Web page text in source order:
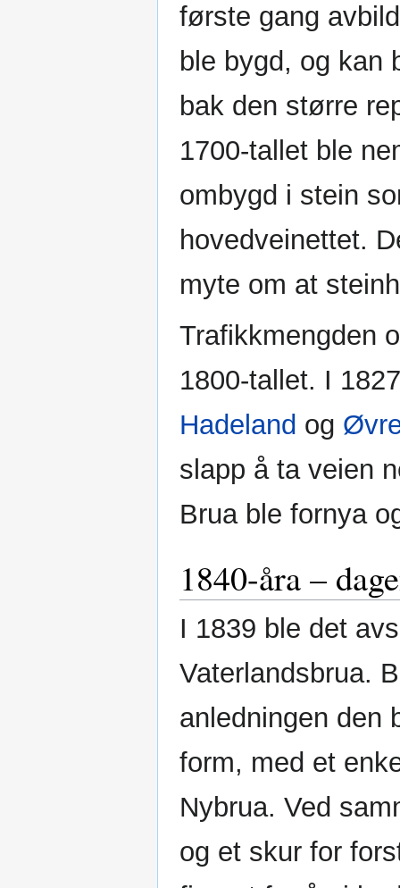
første gang
ble bygd, og kan
bak den større
1700-tallet ble
ombygd i stein
hovedveinettet.
myte om at
Trafikkmengden
1800-tallet. I
Hadeland og
slapp å ta veien
Brua ble fornya
1840-åra –
I 1839 ble det
Vaterlandsbrua.
anledningen den
form, med et
Nybrua. Ved
og et skur for